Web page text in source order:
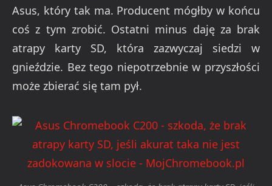
Asus, który tak ma. Producent mógłby w końcu
coś z tym zrobić. Ostatni minus daję za brak
atrapy karty SD, która zazwyczaj siedzi w
gnieździe. Bez tego niepotrzebnie w przyszłości
może zbierać się tam pył.